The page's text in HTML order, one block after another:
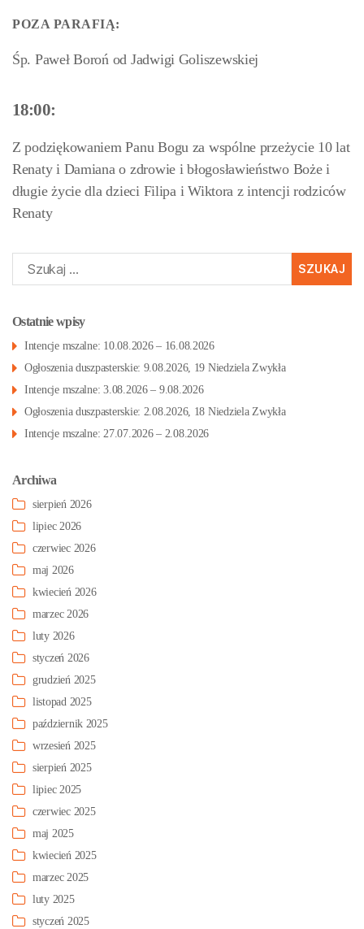
POZA PARAFIĄ:
Śp. Paweł Boroń od Jadwigi Goliszewskiej
18:00:
Z podziękowaniem Panu Bogu za wspólne przeżycie 10 lat
Renaty i Damiana o zdrowie i błogosławieństwo Boże i
długie życie dla dzieci Filipa i Wiktora z intencji rodziców
Renaty
Szukaj:
Ostatnie wpisy
Intencje mszalne: 10.08.2026 – 16.08.2026
Ogłoszenia duszpasterskie: 9.08.2026, 19 Niedziela Zwykła
Intencje mszalne: 3.08.2026 – 9.08.2026
Ogłoszenia duszpasterskie: 2.08.2026, 18 Niedziela Zwykła
Intencje mszalne: 27.07.2026 – 2.08.2026
Archiwa
sierpień 2026
lipiec 2026
czerwiec 2026
maj 2026
kwiecień 2026
marzec 2026
luty 2026
styczeń 2026
grudzień 2025
listopad 2025
październik 2025
wrzesień 2025
sierpień 2025
lipiec 2025
czerwiec 2025
maj 2025
kwiecień 2025
marzec 2025
luty 2025
styczeń 2025